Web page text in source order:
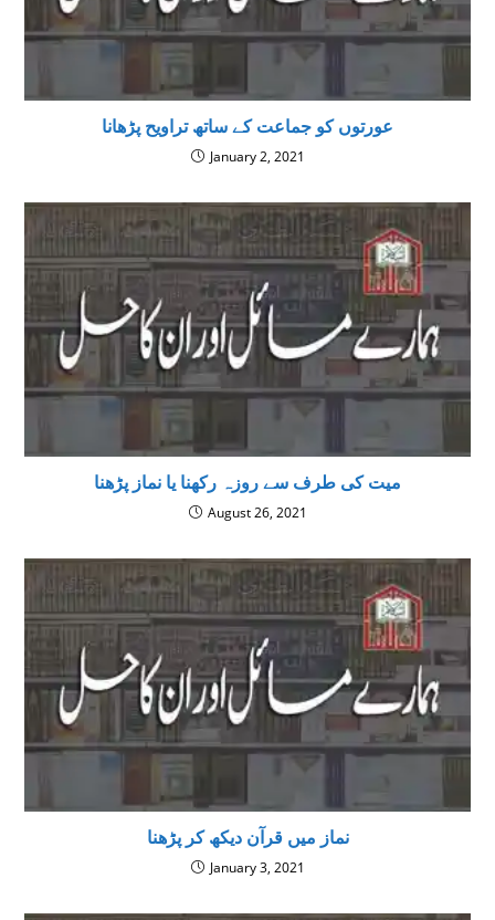
عورتوں کو جماعت کے ساتھ تراویح پڑھانا
January 2, 2021
میت کی طرف سے روزہ رکھنا یا نماز پڑھنا
August 26, 2021
نماز میں قرآن دیکھ کر پڑھنا
January 3, 2021